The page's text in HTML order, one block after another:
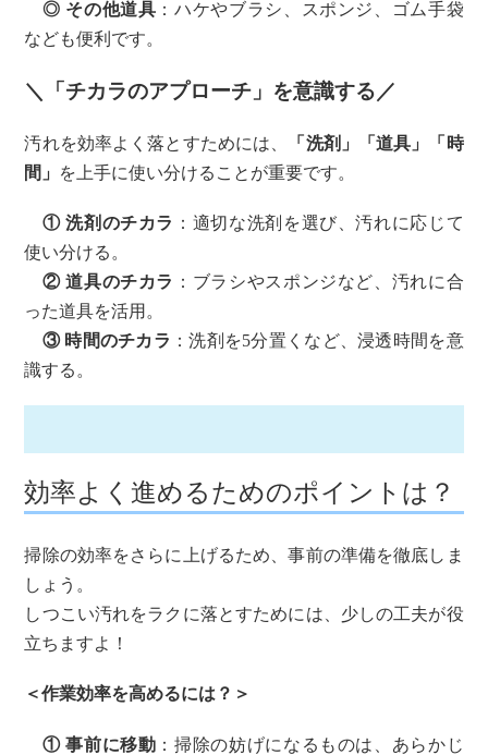
◎ その他道具 ：ハケやブラシ、スポンジ、ゴム手袋
なども便利です。
＼「チカラのアプローチ」を意識する／
汚れを効率よく落とすためには、
「洗剤」「道具」「時
間」 を上手に使い分けることが重要です。
① 洗剤のチカラ ：適切な洗剤を選び、汚れに応じて
使い分ける。
② 道具のチカラ ：ブラシやスポンジなど、汚れに合
った道具を活用。
③ 時間のチカラ ：洗剤を5分置くなど、浸透時間を意
識する。
効率よく進めるためのポイントは？
掃除の効率をさらに上げるため、事前の準備を徹底しま
しょう。
しつこい汚れをラクに落とすためには、少しの工夫が役
立ちますよ！
＜作業効率を高めるには？＞
① 事前に移動 ：掃除の妨げになるものは、あらかじ